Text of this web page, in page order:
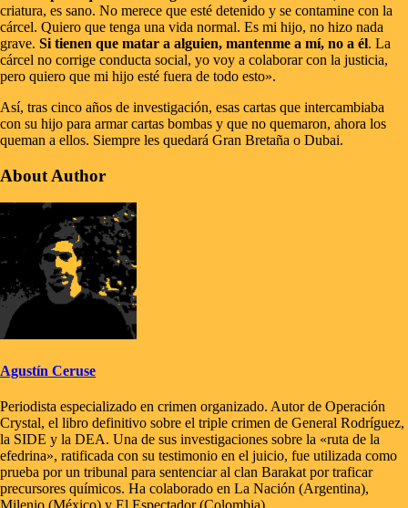
criatura, es sano. No merece que esté detenido y se contamine con la
cárcel. Quiero que tenga una vida normal. Es mi hijo, no hizo nada
grave. Si tienen que matar a alguien, mantenme a mí, no a él. La
cárcel no corrige conducta social, yo voy a colaborar con la justicia,
pero quiero que mi hijo esté fuera de todo esto».
Así, tras cinco años de investigación, esas cartas que intercambiaba
con su hijo para armar cartas bombas y que no quemaron, ahora los
queman a ellos. Siempre les quedará Gran Bretaña o Dubai.
About Author
Agustín Ceruse
Periodista especializado en crimen organizado. Autor de Operación
Crystal, el libro definitivo sobre el triple crimen de General Rodríguez,
la SIDE y la DEA. Una de sus investigaciones sobre la «ruta de la
efedrina», ratificada con su testimonio en el juicio, fue utilizada como
prueba por un tribunal para sentenciar al clan Barakat por traficar
precursores químicos. Ha colaborado en La Nación (Argentina),
Milenio (México) y El Espectador (Colombia).